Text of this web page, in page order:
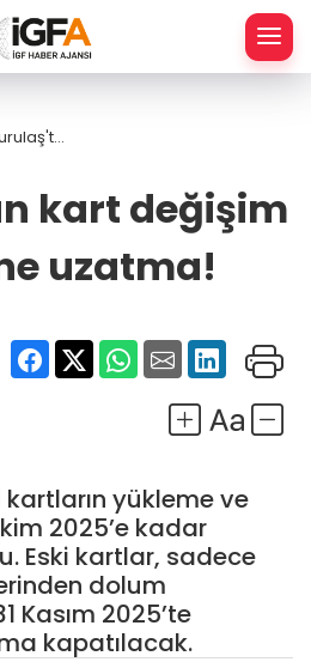
kart değişim
uzatma!
yükleme ve
2025’e kadar
Eski kartlar, sadece
dolum
Kasım 2025’te
kapatılacak.